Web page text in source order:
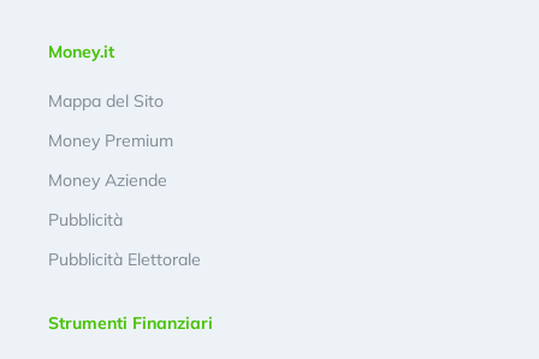
Money.it
Mappa del Sito
Money Premium
Money Aziende
Pubblicità
Pubblicità Elettorale
Strumenti Finanziari